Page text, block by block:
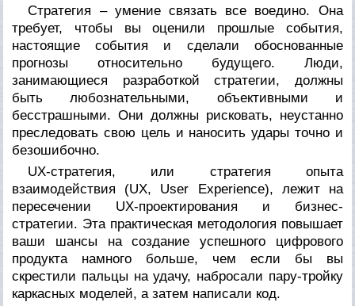
Стратегия – умение связать все воедино. Она
требует, чтобы вы оценили прошлые события,
настоящие события и сделали обоснованные
прогнозы относительно будущего. Люди,
занимающиеся разработкой стратегии, должны
быть любознательными, объективными и
бесстрашными. Они должны рисковать, неустанно
преследовать свою цель и наносить удары точно и
безошибочно.
UX-стратегия, или стратегия опыта
взаимодействия (UX, User Experience), лежит на
пересечении UX-проектирования и бизнес-
стратегии. Эта практическая методология повышает
ваши шансы на создание успешного цифрового
продукта намного больше, чем если бы вы
скрестили пальцы на удачу, набросали пару-тройку
каркасных моделей, а затем написали код.